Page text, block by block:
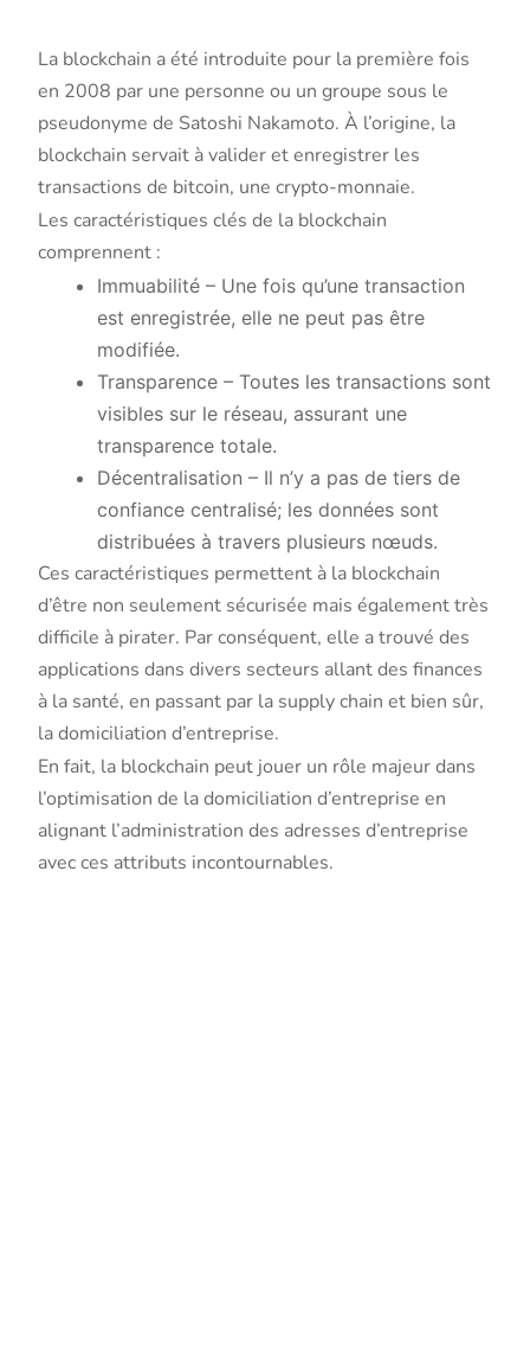
La blockchain a été introduite pour la première fois
en 2008 par une personne ou un groupe sous le
pseudonyme de Satoshi Nakamoto. À l’origine, la
blockchain servait à valider et enregistrer les
transactions de bitcoin, une crypto-monnaie.
Les caractéristiques clés de la blockchain
comprennent :
Immuabilité – Une fois qu’une transaction
est enregistrée, elle ne peut pas être
modifiée.
Transparence – Toutes les transactions sont
visibles sur le réseau, assurant une
transparence totale.
Décentralisation – Il n’y a pas de tiers de
confiance centralisé; les données sont
distribuées à travers plusieurs nœuds.
Ces caractéristiques permettent à la blockchain
d’être non seulement sécurisée mais également très
difficile à pirater. Par conséquent, elle a trouvé des
applications dans divers secteurs allant des finances
à la santé, en passant par la supply chain et bien sûr,
la domiciliation d’entreprise.
En fait, la blockchain peut jouer un rôle majeur dans
l’optimisation de la domiciliation d’entreprise en
alignant l’administration des adresses d’entreprise
avec ces attributs incontournables.